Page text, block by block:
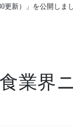
更新）」を公開しま
業界